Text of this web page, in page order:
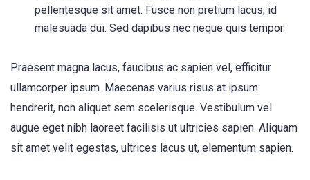
pellentesque sit amet. Fusce non pretium lacus, id
malesuada dui. Sed dapibus nec neque quis tempor.
Praesent magna lacus, faucibus ac sapien vel, efficitur
ullamcorper ipsum. Maecenas varius risus at ipsum
hendrerit, non aliquet sem scelerisque. Vestibulum vel
augue eget nibh laoreet facilisis ut ultricies sapien. Aliquam
sit amet velit egestas, ultrices lacus ut, elementum sapien.